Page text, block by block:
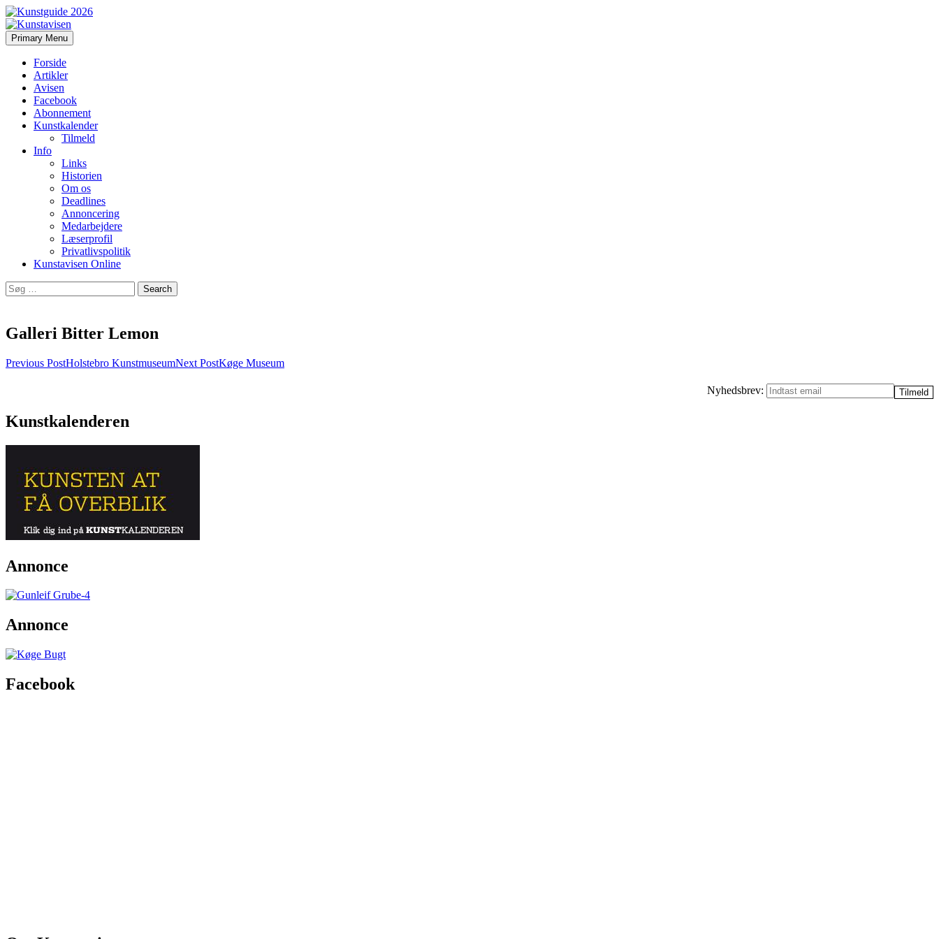
Kunstavisen
Search
Primary Menu Skip
to
Forside
Artikler
Avisen
Facebook
Abonnement
Kunstkalender
Tilmeld
Info
Links
Historien
Om os
Deadlines
Annoncering
Medarbejdere
Læserprofil
Privatlivspolitik
Kunstavisen Online
Search
for:
Galleri Bitter Lemon
Post
Previous PostHolstebro KunstmuseumNext PostKøge Museum
Nyhedsbrev:
Kunstkalenderen
Annonce
Annonce
Facebook